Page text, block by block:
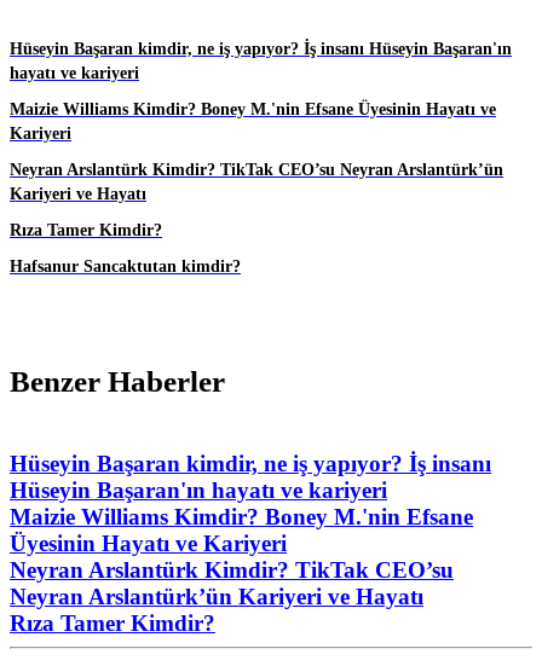
Hüseyin Başaran kimdir, ne iş yapıyor? İş insanı Hüseyin Başaran'ın
hayatı ve kariyeri
Maizie Williams Kimdir? Boney M.'nin Efsane Üyesinin Hayatı ve
Kariyeri
Neyran Arslantürk Kimdir? TikTak CEO’su Neyran Arslantürk’ün
Kariyeri ve Hayatı
Rıza Tamer Kimdir?
Hafsanur Sancaktutan kimdir?
Benzer Haberler
Hüseyin Başaran kimdir, ne iş yapıyor? İş insanı
Hüseyin Başaran'ın hayatı ve kariyeri
Maizie Williams Kimdir? Boney M.'nin Efsane
Üyesinin Hayatı ve Kariyeri
Neyran Arslantürk Kimdir? TikTak CEO’su
Neyran Arslantürk’ün Kariyeri ve Hayatı
Rıza Tamer Kimdir?